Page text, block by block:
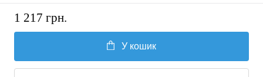
1 217 грн.
У кошик